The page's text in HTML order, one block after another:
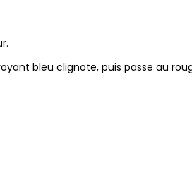
bleu clignote, puis passe au